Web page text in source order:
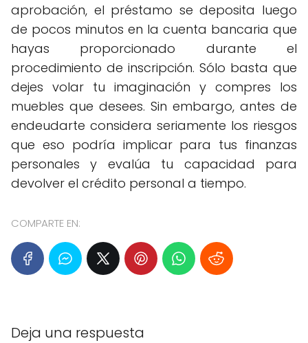
aprobación, el préstamo se deposita luego
de pocos minutos en la cuenta bancaria que
hayas proporcionado durante el
procedimiento de inscripción. Sólo basta que
dejes volar tu imaginación y compres los
muebles que desees. Sin embargo, antes de
endeudarte considera seriamente los riesgos
que eso podría implicar para tus finanzas
personales y evalúa tu capacidad para
devolver el crédito personal a tiempo.
COMPARTE EN:
Deja una respuesta